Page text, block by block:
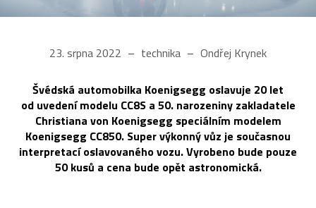
23. srpna 2022 technika Ondřej Krynek
Švédská automobilka Koenigsegg oslavuje 20 let
od uvedení modelu CC8S a 50. narozeniny zakladatele
Christiana von Koenigsegg speciálním modelem
Koenigsegg CC850. Super výkonný vůz je současnou
interpretací oslavovaného vozu. Vyrobeno bude pouze
50 kusů a cena bude opět astronomická.